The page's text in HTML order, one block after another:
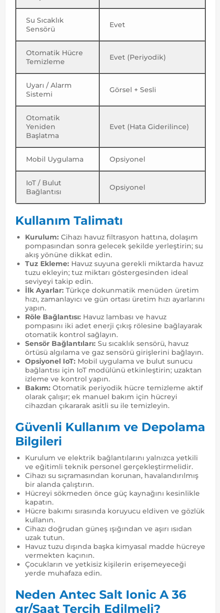
Su Sıcaklık
Sensörü
Evet
Otomatik Hücre
Temizleme
Evet (Periyodik)
Uyarı / Alarm
Sistemi
Görsel + Sesli
Otomatik
Yeniden
Başlatma
Evet (Hata Giderilince)
Mobil Uygulama Opsiyonel
IoT / Bulut
Bağlantısı
Opsiyonel
Kullanım Talimatı
Kurulum: Cihazı havuz filtrasyon hattına, dolaşım
pompasından sonra gelecek şekilde yerleştirin; su
akış yönüne dikkat edin.
Tuz Ekleme: Havuz suyuna gerekli miktarda havuz
tuzu ekleyin; tuz miktarı göstergesinden ideal
seviyeyi takip edin.
İlk Ayarlar: Türkçe dokunmatik menüden üretim
hızı, zamanlayıcı ve gün ortası üretim hızı ayarlarını
yapın.
Röle Bağlantısı: Havuz lambası ve havuz
pompasını iki adet enerji çıkış rölesine bağlayarak
otomatik kontrol sağlayın.
Sensör Bağlantıları: Su sıcaklık sensörü, havuz
örtüsü algılama ve gaz sensörü girişlerini bağlayın.
Opsiyonel IoT: Mobil uygulama ve bulut sunucu
bağlantısı için IoT modülünü etkinleştirin; uzaktan
izleme ve kontrol yapın.
Bakım: Otomatik periyodik hücre temizleme aktif
olarak çalışır; ek manuel bakım için hücreyi
cihazdan çıkararak asitli su ile temizleyin.
Güvenli Kullanım ve Depolama
Bilgileri
Kurulum ve elektrik bağlantılarını yalnızca yetkili
ve eğitimli teknik personel gerçekleştirmelidir.
Cihazı su sıçramasından korunan, havalandırılmış
bir alanda çalıştırın.
Hücreyi sökmeden önce güç kaynağını kesinlikle
kapatın.
Hücre bakımı sırasında koruyucu eldiven ve gözlük
kullanın.
Cihazı doğrudan güneş ışığından ve aşırı ısıdan
uzak tutun.
Havuz tuzu dışında başka kimyasal madde hücreye
vermekten kaçının.
Çocukların ve yetkisiz kişilerin erişemeyeceği
yerde muhafaza edin.
Neden Antec Salt Ionic A 36
gr/Saat Tercih Edilmeli?